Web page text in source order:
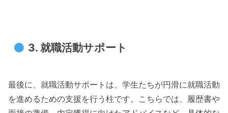
3. 就職活動サポート
最後に、就職活動サポートは、学生たちが円滑に就職活動
を進めるための支援を行う柱です。こちらでは、履歴書や